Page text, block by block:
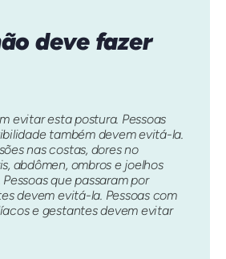
deve fazer
evitar esta postura. Pessoas
também devem evitá-la.
nas costas, dores no
abdômen, ombros e joelhos
que passaram por
devem evitá-la. Pessoas com
e gestantes devem evitar